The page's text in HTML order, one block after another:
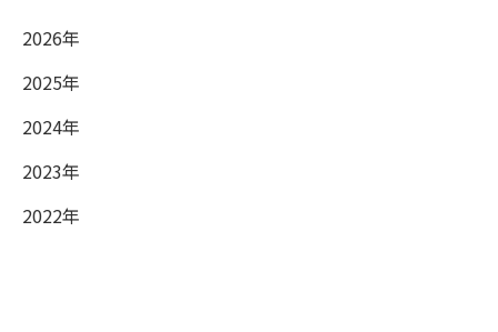
2026年
2025年
2024年
2023年
2022年